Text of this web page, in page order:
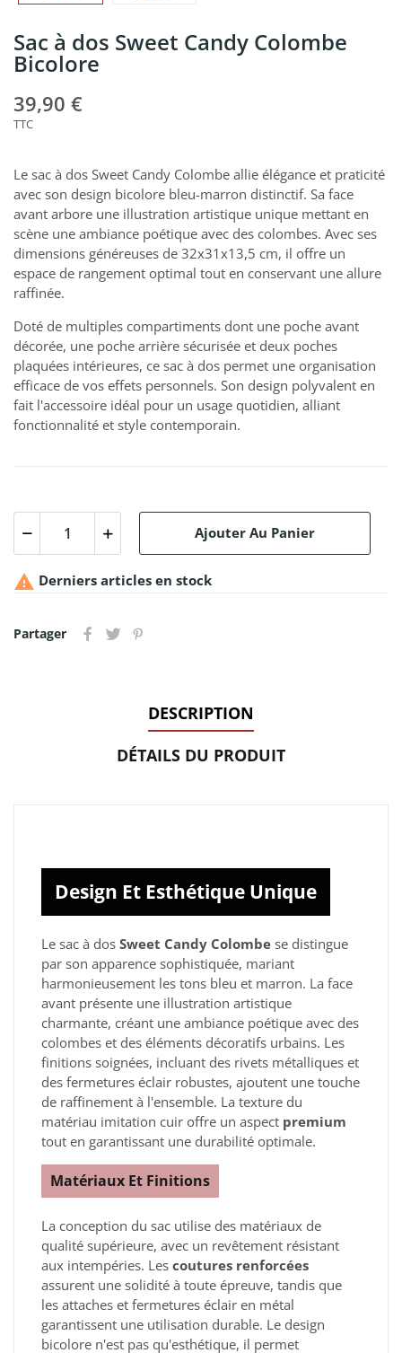
Sac à dos Sweet Candy Colombe
Bicolore
39,90 €
TTC
Le sac à dos Sweet Candy Colombe allie élégance et praticité
avec son design bicolore bleu-marron distinctif. Sa face
avant arbore une illustration artistique unique mettant en
scène une ambiance poétique avec des colombes. Avec ses
dimensions généreuses de 32x31x13,5 cm, il offre un
espace de rangement optimal tout en conservant une allure
raffinée.
Doté de multiples compartiments dont une poche avant
décorée, une poche arrière sécurisée et deux poches
plaquées intérieures, ce sac à dos permet une organisation
efficace de vos effets personnels. Son design polyvalent en
fait l'accessoire idéal pour un usage quotidien, alliant
fonctionnalité et style contemporain.
Ajouter Au Panier
 Derniers articles en stock
Partager
DESCRIPTION
DÉTAILS DU PRODUIT
Design Et Esthétique Unique
Le sac à dos Sweet Candy Colombe se distingue
par son apparence sophistiquée, mariant
harmonieusement les tons bleu et marron. La face
avant présente une illustration artistique
charmante, créant une ambiance poétique avec des
colombes et des éléments décoratifs urbains. Les
finitions soignées, incluant des rivets métalliques et
des fermetures éclair robustes, ajoutent une touche
de raffinement à l'ensemble. La texture du
matériau imitation cuir offre un aspect premium
tout en garantissant une durabilité optimale.
Matériaux Et Finitions
La conception du sac utilise des matériaux de
qualité supérieure, avec un revêtement résistant
aux intempéries. Les coutures renforcées
assurent une solidité à toute épreuve, tandis que
les attaches et fermetures éclair en métal
garantissent une utilisation durable. Le design
bicolore n'est pas qu'esthétique, il permet